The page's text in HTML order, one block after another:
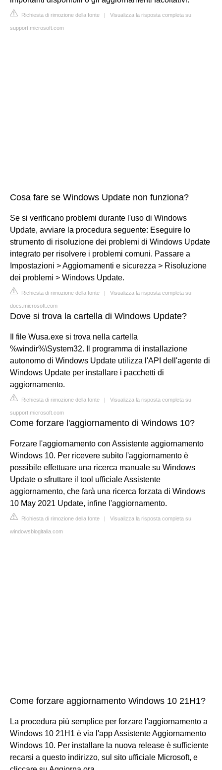
Richiesta di rimozione della fonte | Visualizza la risposta completa su
support.microsoft.com
Cosa fare se Windows Update non funziona?
Se si verificano problemi durante l'uso di Windows
Update, avviare la procedura seguente: Eseguire lo
strumento di risoluzione dei problemi di Windows Update
integrato per risolvere i problemi comuni. Passare a
Impostazioni > Aggiornamenti e sicurezza > Risoluzione
dei problemi > Windows Update.
Richiesta di rimozione della fonte | Visualizza la risposta completa su
docs.microsoft.com
Dove si trova la cartella di Windows Update?
Il file Wusa.exe si trova nella cartella
%windir%\System32. Il programma di installazione
autonomo di Windows Update utilizza l'API dell'agente di
Windows Update per installare i pacchetti di
aggiornamento.
Richiesta di rimozione della fonte | Visualizza la risposta completa su
support.microsoft.com
Come forzare l'aggiornamento di Windows 10?
Forzare l'aggiornamento con Assistente aggiornamento
Windows 10. Per ricevere subito l'aggiornamento è
possibile effettuare una ricerca manuale su Windows
Update o sfruttare il tool ufficiale Assistente
aggiornamento, che farà una ricerca forzata di Windows
10 May 2021 Update, infine l'aggiornamento.
Richiesta di rimozione della fonte | Visualizza la risposta completa su
windowsblogitalia.com
Come forzare aggiornamento Windows 10 21H1?
La procedura più semplice per forzare l'aggiornamento a
Windows 10 21H1 è via l'app Assistente Aggiornamento
Windows 10. Per installare la nuova release è sufficiente
recarsi a questo indirizzo, sul sito ufficiale Microsoft, e